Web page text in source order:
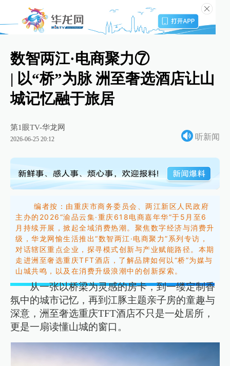
数智两江·电商聚力⑦
| 以“桥”为脉 洲至奢选酒店让山
城记忆融于旅居
第1眼TV-华龙网
2026-06-25 20:12 听新闻
编者按：由重庆市商务委员会、两江新区人民政府
主办的2026“渝品云集·重庆618电商嘉年华”于5月至6
月持续开展，掀起全域消费热潮。聚焦数字经济与消费升
级，华龙网愉生活推出“数智两江·电商聚力”系列专访，
对话辖区重点企业，探寻模式创新与产业赋能路径。 本期
走进洲至奢选重庆TFT酒店，了解品牌如何以“桥”为媒与
山城共鸣，以及在消费升级浪潮中的创新探索。
从一张以桥梁为灵感的房卡，到一缕定制香
氛中的城市记忆，再到江豚主题亲子房的童趣与
深意，洲至奢选重庆TFT酒店不只是一处居所，
更是一扇读懂山城的窗口。